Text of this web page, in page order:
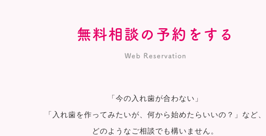
無料相談の予約をする
Web Reservation
「今の入れ歯が合わない」
「入れ歯を作ってみたいが、何から始めたらいいの？」など、
どのようなご相談でも構いません。